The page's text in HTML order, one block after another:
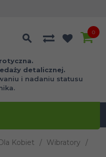
detalicznej.
i nadaniu statusu
0
Kobiet Wibratory